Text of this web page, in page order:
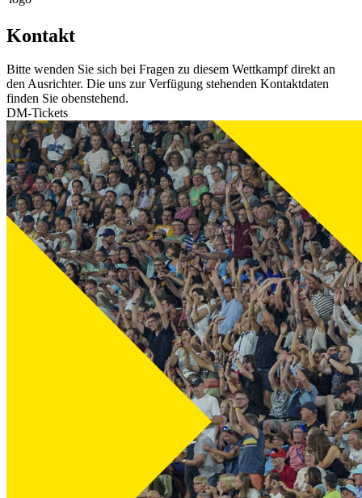
Kontakt
Bitte wenden Sie sich bei Fragen zu diesem Wettkampf direkt an
den Ausrichter. Die uns zur Verfügung stehenden Kontaktdaten
finden Sie obenstehend.
DM-Tickets